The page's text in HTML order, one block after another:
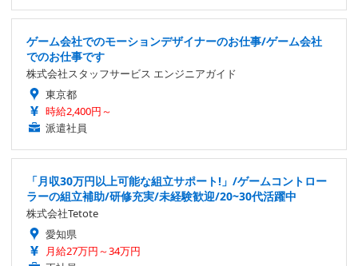
ゲーム会社でのモーションデザイナーのお仕事/ゲーム会社
でのお仕事です
株式会社スタッフサービス エンジニアガイド
東京都
時給2,400円～
派遣社員
「月収30万円以上可能な組立サポート!」/ゲームコントロー
ラーの組立補助/研修充実/未経験歓迎/20~30代活躍中
株式会社Tetote
愛知県
月給27万円～34万円